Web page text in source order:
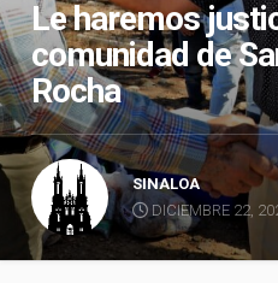
Le haremos
comunidad de
Rocha
SINALOA
DICIEMBRE 22,